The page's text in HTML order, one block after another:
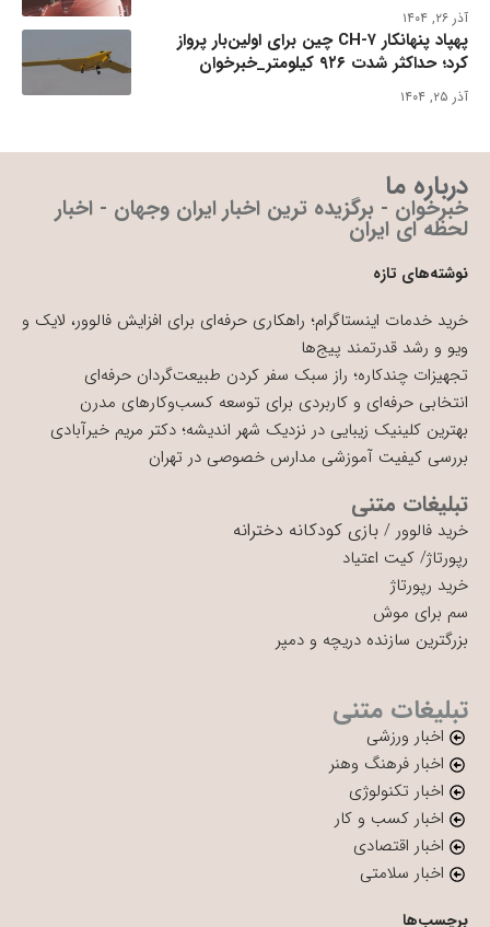
آذر ۲۶, ۱۴۰۴
پهپاد پنهانکار CH-۷ چین برای اولین‌بار پرواز
کرد؛ حداکثر شدت ۹۲۶ کیلومتر_خبرخوان
آذر ۲۵, ۱۴۰۴
درباره ما
خبرخوان - برگزیده ترین اخبار ایران وجهان - اخبار
لحظه ای ایران
نوشته‌های تازه
خرید خدمات اینستاگرام؛ راهکاری حرفه‌ای برای افزایش فالوور، لایک و
ویو و رشد قدرتمند پیج‌ها
تجهیزات چندکاره؛ راز سبک سفر کردن طبیعت‌گردان حرفه‌ای
انتخابی حرفه‌ای و کاربردی برای توسعه کسب‌وکارهای مدرن
بهترین کلینیک زیبایی در نزدیک شهر اندیشه؛ دکتر مریم خیرآبادی
بررسی کیفیت آموزشی مدارس خصوصی در تهران
تبلیغات متنی
خرید فالوور / بازی کودکانه دخترانه
رپورتاژ/ کیت اعتیاد
خرید رپورتاژ
سم برای موش
بزرگترین سازنده دریچه و دمپر
تبلیغات متنی
اخبار ورزشی
اخبار فرهنگ وهنر
اخبار تکنولوژی
اخبار کسب و کار
اخبار اقتصادی
اخبار سلامتی
برچسب‌ها